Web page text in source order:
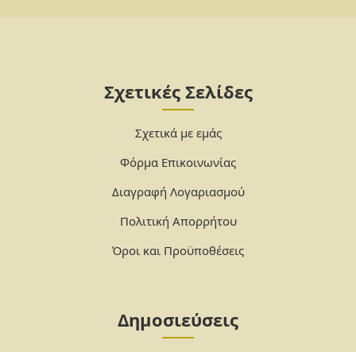
Σχετικές Σελίδες
Σχετικά με εμάς
Φόρμα Επικοινωνίας
Διαγραφή Λογαριασμού
Πολιτική Απορρήτου
Όροι και Προϋποθέσεις
Δημοσιεύσεις